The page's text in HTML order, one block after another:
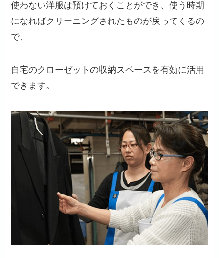
使わない洋服は預けておくことができ、使う時期
になればクリーニングされたものが戻ってくるの
で、
自宅のクローゼットの収納スペースを有効に活用
できます。